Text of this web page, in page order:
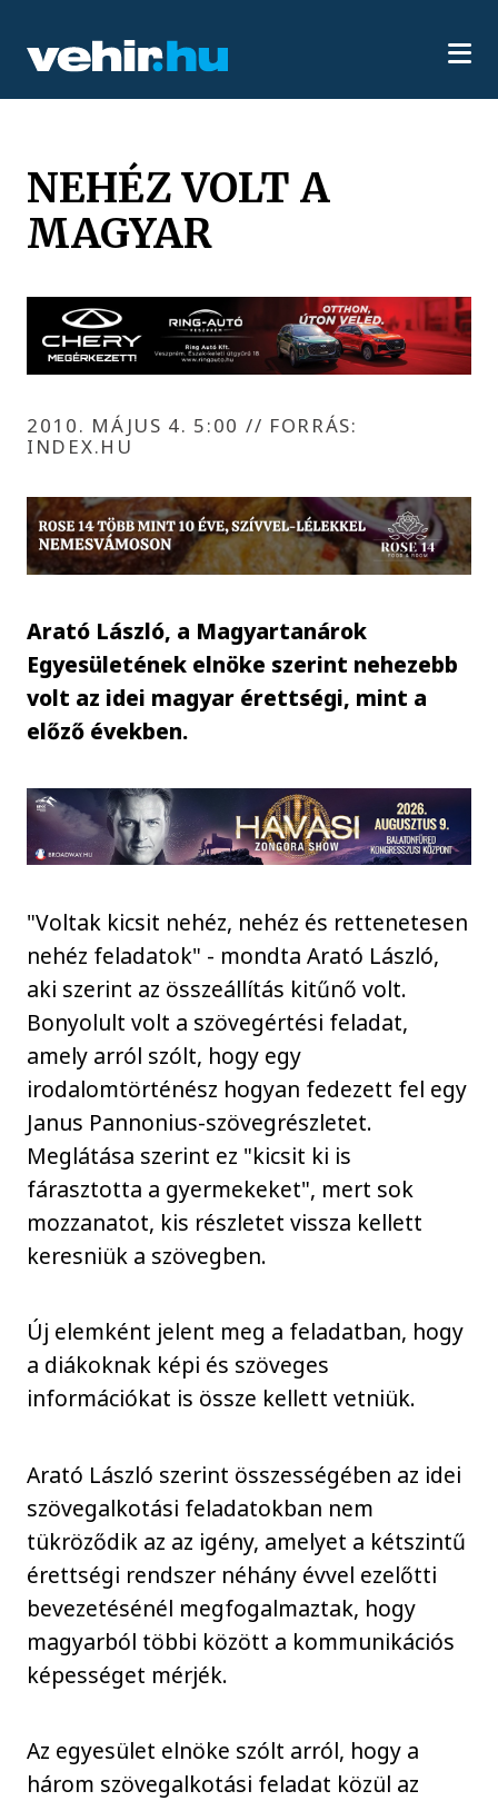
NEHÉZ VOLT A
MAGYAR
2010. MÁJUS 4. 5:00 // FORRÁS:
INDEX.HU
Arató László, a Magyartanárok
Egyesületének elnöke szerint nehezebb
volt az idei magyar érettségi, mint a
előző években.
"Voltak kicsit nehéz, nehéz és rettenetesen
nehéz feladatok" - mondta Arató László,
aki szerint az összeállítás kitűnő volt.
Bonyolult volt a szövegértési feladat,
amely arról szólt, hogy egy
irodalomtörténész hogyan fedezett fel egy
Janus Pannonius-szövegrészletet.
Meglátása szerint ez "kicsit ki is
fárasztotta a gyermekeket", mert sok
mozzanatot, kis részletet vissza kellett
keresniük a szövegben.
Új elemként jelent meg a feladatban, hogy
a diákoknak képi és szöveges
információkat is össze kellett vetniük.
Arató László szerint összességében az idei
szövegalkotási feladatokban nem
tükröződik az az igény, amelyet a kétszintű
érettségi rendszer néhány évvel ezelőtti
bevezetésénél megfogalmaztak, hogy
magyarból többi között a kommunikációs
képességet mérjék.
Az egyesület elnöke szólt arról, hogy a
három szövegalkotási feladat közül az